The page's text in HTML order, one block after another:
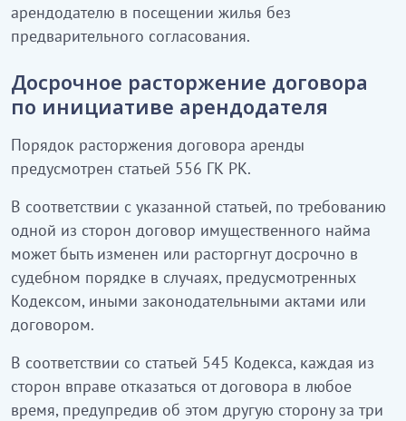
арендодателю в посещении жилья без
предварительного согласования.
Досрочное расторжение договора
по инициативе арендодателя
Порядок расторжения договора аренды
предусмотрен статьей 556 ГК РК.
В соответствии с указанной статьей, по требованию
одной из сторон договор имущественного найма
может быть изменен или расторгнут досрочно в
судебном порядке в случаях, предусмотренных
Кодексом, иными законодательными актами или
договором.
В соответствии со статьей 545 Кодекса, каждая из
сторон вправе отказаться от договора в любое
время, предупредив об этом другую сторону за три